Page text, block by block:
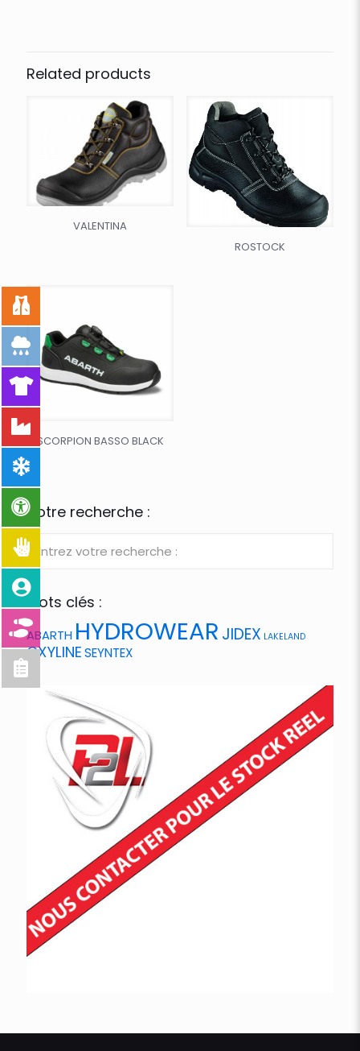
Related products
VALENTINA
ROSTOCK
SCORPION BASSO BLACK
Votre recherche :
Mots clés :
ABARTH HYDROWEAR JIDEX LAKELAND
OXYLINESEYNTEX